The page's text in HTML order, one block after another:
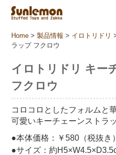
Home >製品情報 > イロトリドリ
ラップ フクロウ
イロトリドリ キー
フクロウ
コロコロとしたフォルムと
可愛いキーチェーンストラ
●本体価格：￥580（税抜き）
●サイズ：約